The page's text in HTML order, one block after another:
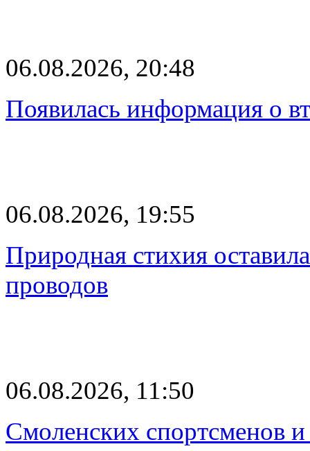
06.08.2026, 20:48
Появилась информация о
06.08.2026, 19:55
Природная стихия
проводов
06.08.2026, 11:50
Смоленских спортсменов